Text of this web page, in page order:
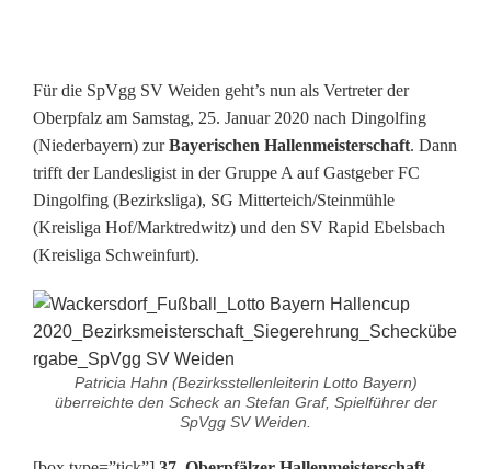
Für die SpVgg SV Weiden geht’s nun als Vertreter der
Oberpfalz am Samstag, 25. Januar 2020 nach Dingolfing
(Niederbayern) zurBayerischen Hallenmeisterschaft. Dann
trifft der Landesligist in der Gruppe A auf Gastgeber FC
Dingolfing (Bezirksliga), SG Mitterteich/Steinmühle
(Kreisliga Hof/Marktredwitz) und den SV Rapid Ebelsbach
(Kreisliga Schweinfurt).
Patricia Hahn (Bezirksstellenleiterin Lotto Bayern)
überreichte den Scheck an Stefan Graf, Spielführer der
SpVgg SV Weiden.